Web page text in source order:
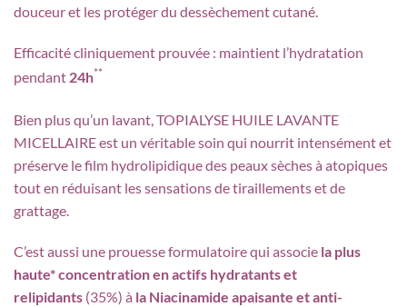
douceur et les protéger du dessèchement cutané.
Efficacité cliniquement prouvée : maintient l’hydratation
pendant 24h**
Bien plus qu’un lavant, TOPIALYSE HUILE LAVANTE
MICELLAIRE est un véritable soin qui nourrit intensément et
préserve le film hydrolipidique des peaux sèches à atopiques
tout en réduisant les sensations de tiraillements et de
grattage.
C’est aussi une prouesse formulatoire qui associe la plus
haute* concentration en actifs hydratants et
relipidants (35%) à la Niacinamide apaisante et anti-